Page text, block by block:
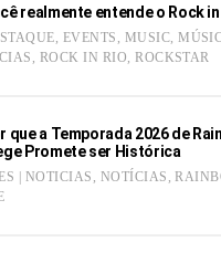
realmente entende o Rock in
, EVENTS , MUSIC,
, ROCK IN RIO,ROCKSTAR
que a Temporada 2026 de
Promete ser Histórica
| NOTICIAS , NOTÍCIAS ,